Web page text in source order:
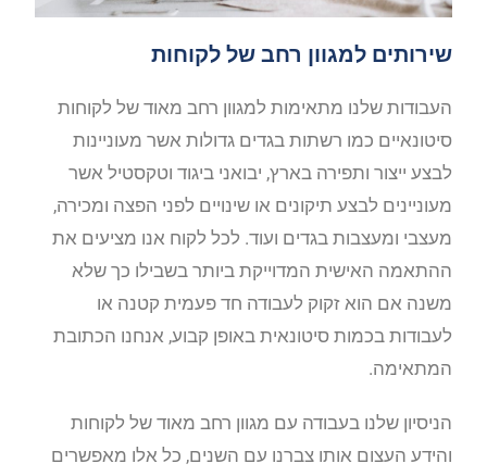
שירותים למגוון רחב של לקוחות
העבודות שלנו מתאימות למגוון רחב מאוד של לקוחות
סיטונאיים כמו רשתות בגדים גדולות אשר מעוניינות
לבצע ייצור ותפירה בארץ, יבואני ביגוד וטקסטיל אשר
מעוניינים לבצע תיקונים או שינויים לפני הפצה ומכירה,
מעצבי ומעצבות בגדים ועוד. לכל לקוח אנו מציעים את
ההתאמה האישית המדוייקת ביותר בשבילו כך שלא
משנה אם הוא זקוק לעבודה חד פעמית קטנה או
לעבודות בכמות סיטונאית באופן קבוע, אנחנו הכתובת
המתאימה.
הניסיון שלנו בעבודה עם מגוון רחב מאוד של לקוחות
והידע העצום אותו צברנו עם השנים, כל אלו מאפשרים